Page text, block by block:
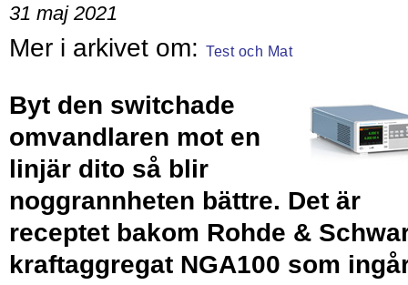
31 maj 2021
Test och Mat
Byt den switchade
omvandlaren mot en
linjär dito så blir
noggrannheten bättre. Det är
receptet bakom Rohde &
kraftaggregat NGA100 som